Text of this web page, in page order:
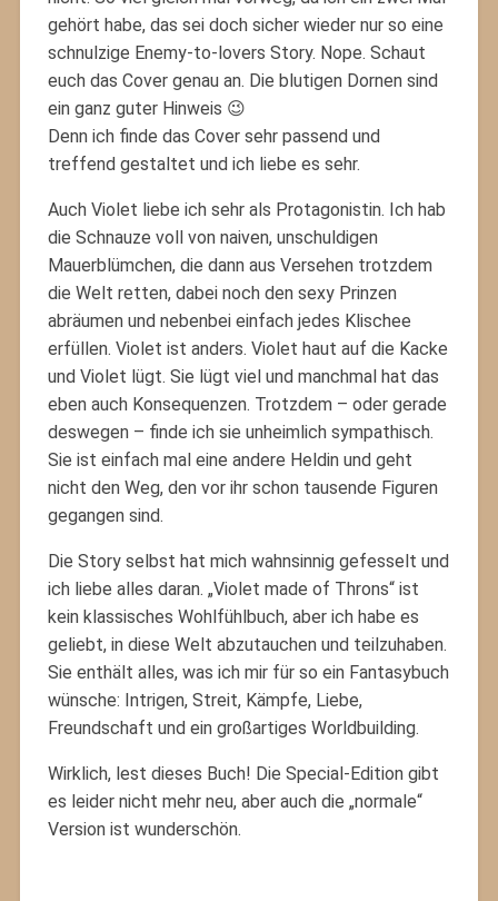
gehört habe, das sei doch sicher wieder nur so eine
schnulzige Enemy-to-lovers Story. Nope. Schaut
euch das Cover genau an. Die blutigen Dornen sind
ein ganz guter Hinweis 😉
Denn ich finde das Cover sehr passend und
treffend gestaltet und ich liebe es sehr.
Auch Violet liebe ich sehr als Protagonistin. Ich hab
die Schnauze voll von naiven, unschuldigen
Mauerblümchen, die dann aus Versehen trotzdem
die Welt retten, dabei noch den sexy Prinzen
abräumen und nebenbei einfach jedes Klischee
erfüllen. Violet ist anders. Violet haut auf die Kacke
und Violet lügt. Sie lügt viel und manchmal hat das
eben auch Konsequenzen. Trotzdem – oder gerade
deswegen – finde ich sie unheimlich sympathisch.
Sie ist einfach mal eine andere Heldin und geht
nicht den Weg, den vor ihr schon tausende Figuren
gegangen sind.
Die Story selbst hat mich wahnsinnig gefesselt und
ich liebe alles daran. „Violet made of Throns“ ist
kein klassisches Wohlfühlbuch, aber ich habe es
geliebt, in diese Welt abzutauchen und teilzuhaben.
Sie enthält alles, was ich mir für so ein Fantasybuch
wünsche: Intrigen, Streit, Kämpfe, Liebe,
Freundschaft und ein großartiges Worldbuilding.
Wirklich, lest dieses Buch! Die Special-Edition gibt
es leider nicht mehr neu, aber auch die „normale“
Version ist wunderschön.